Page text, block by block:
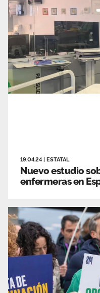
19.04.24 ESTATAL
Nuevo estudio
enfermeras en